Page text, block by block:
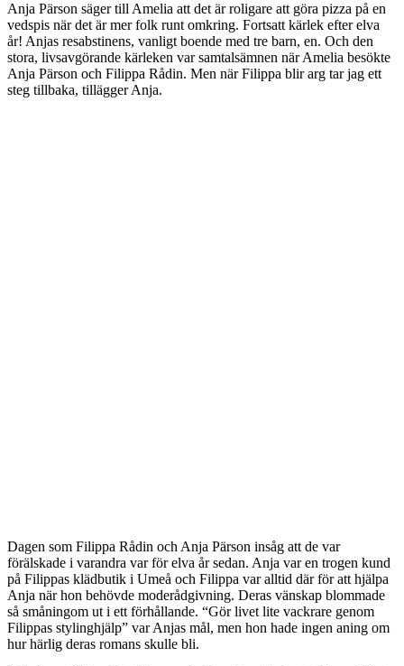
Anja Pärson säger till Amelia att det är roligare att göra pizza på en
vedspis när det är mer folk runt omkring. Fortsatt kärlek efter elva
år! Anjas resabstinens, vanligt boende med tre barn, en. Och den
stora, livsavgörande kärleken var samtalsämnen när Amelia besökte
Anja Pärson och Filippa Rådin. Men när Filippa blir arg tar jag ett
steg tillbaka, tillägger Anja.
Dagen som Filippa Rådin och Anja Pärson insåg att de var
förälskade i varandra var för elva år sedan. Anja var en trogen kund
på Filippas klädbutik i Umeå och Filippa var alltid där för att hjälpa
Anja när hon behövde moderådgivning. Deras vänskap blommade
så småningom ut i ett förhållande. “Gör livet lite vackrare genom
Filippas stylinghjälp” var Anjas mål, men hon hade ingen aning om
hur härlig deras romans skulle bli.